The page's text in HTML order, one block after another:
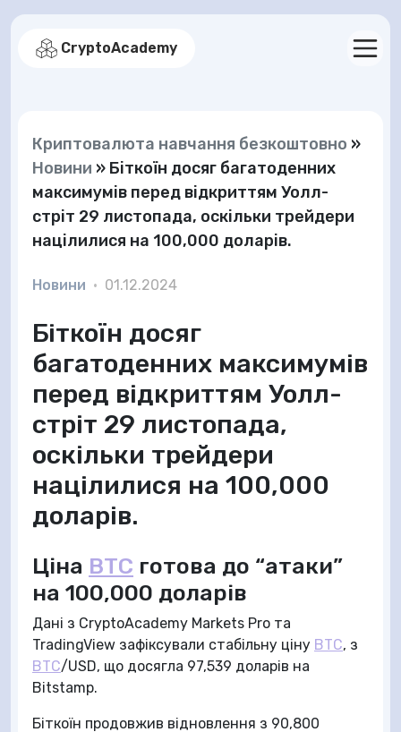
CryptoAcademy
Криптовалюта навчання безкоштовно »
Новини » Біткоїн досяг багатоденних
максимумів перед відкриттям Уолл-
стріт 29 листопада, оскільки трейдери
націлилися на 100,000 доларів.
Новини • 01.12.2024
Біткоїн досяг
багатоденних максимумів
перед відкриттям Уолл-
стріт 29 листопада,
оскільки трейдери
націлилися на 100,000
доларів.
Ціна BTC готова до “атаки”
на 100,000 доларів
Дані з CryptoAcademy Markets Pro та
TradingView зафіксували стабільну ціну BTC, з
BTC/USD, що досягла 97,539 доларів на
Bitstamp.
Біткоїн продовжив відновлення з 90,800